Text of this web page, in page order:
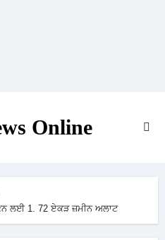
Online
ਲਈ 1. 72 ਏਕੜ ਜ਼ਮੀਨ ਅਲਾਟ